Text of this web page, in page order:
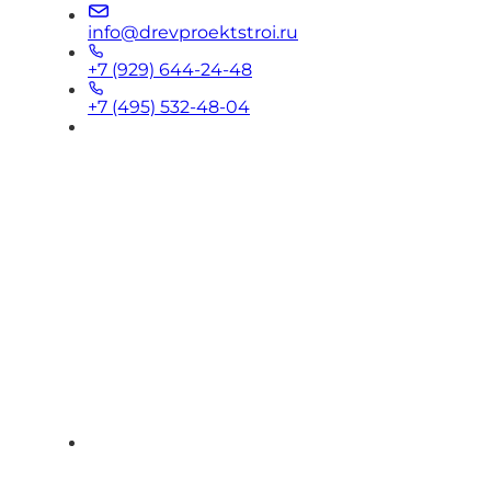
info@drevproektstroi.ru
+7 (929) 644-24-48
+7 (495) 532-48-04